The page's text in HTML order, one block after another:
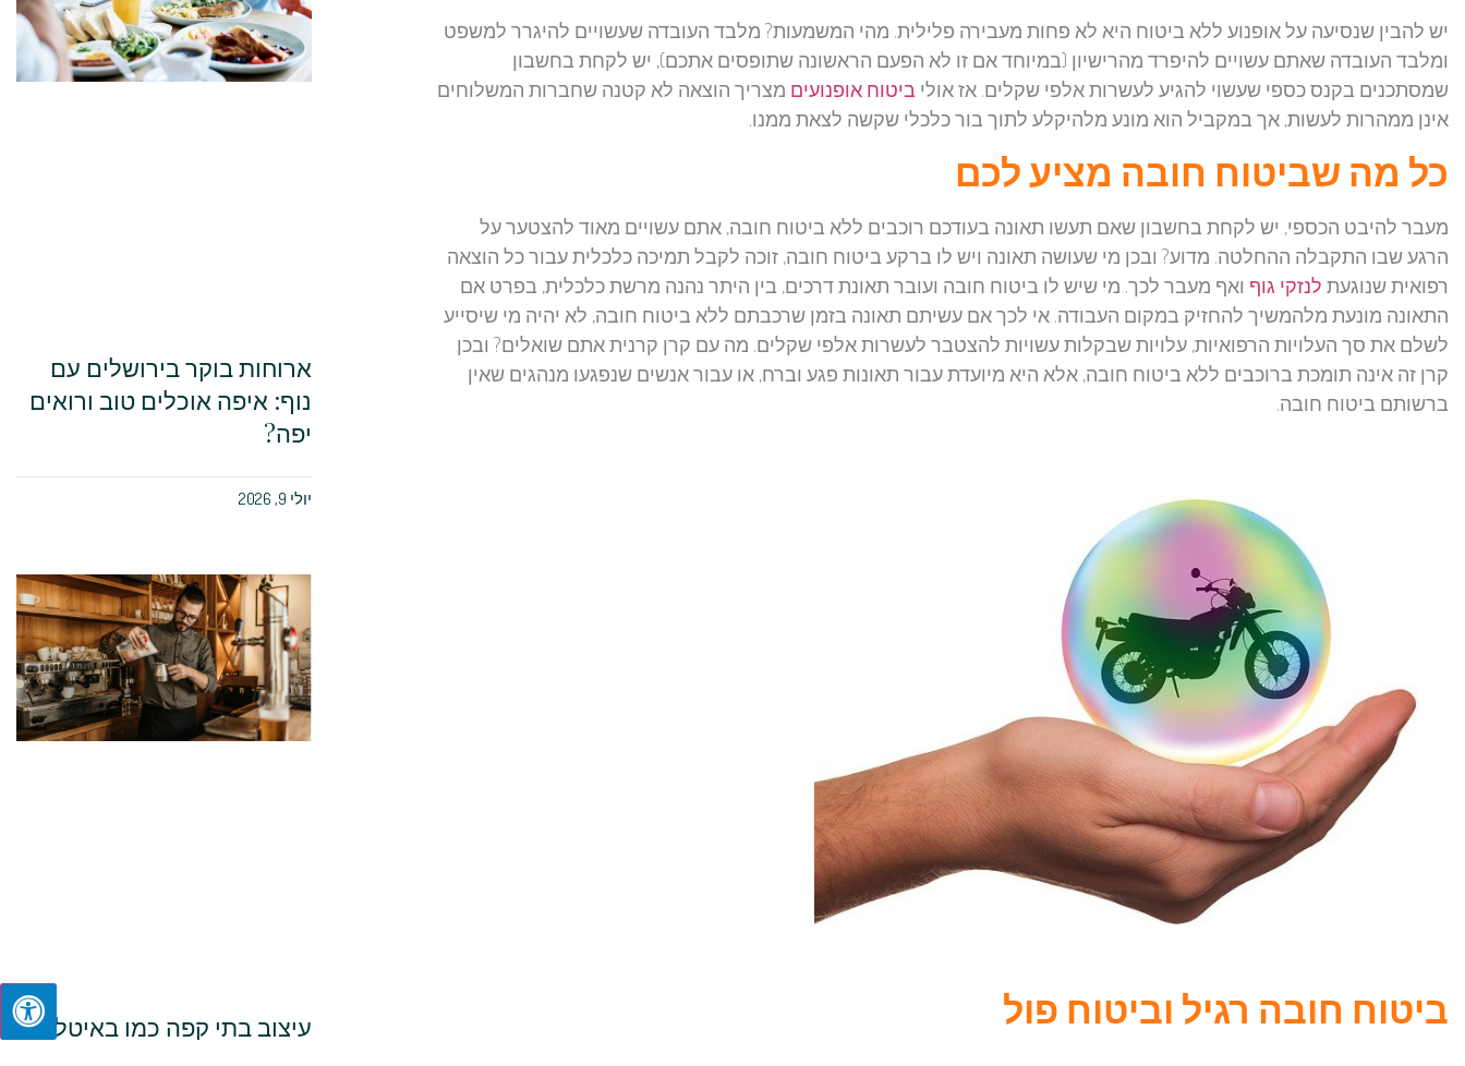
יש להבין שנסיעה על אופנוע ללא ביטוח היא לא פחות מעבירה פלילית. מהי המשמעות? מלבד העובדה שעשויים להיגרר למשפט
ומלבד העובדה שאתם עשויים להיפרד מהרישיון (במיוחד אם זו לא הפעם הראשונה שתופסים אתכם), יש לקחת בחשבון
שמסתכנים בקנס כספי שעשוי להגיע לעשרות אלפי שקלים. אז אולי ביטוח אופנועים מצריך הוצאה לא קטנה שחברות המשלוחים
אינן ממהרות לעשות, אך במקביל הוא מונע מלהיקלע לתוך בור כלכלי שקשה לצאת ממנו.
כל מה שביטוח חובה מציע לכם
מעבר להיבט הכספי, יש לקחת בחשבון שאם תעשו תאונה בעודכם רוכבים ללא ביטוח חובה, אתם עשויים מאוד להצטער על
הרגע שבו התקבלה ההחלטה. מדוע? ובכן מי שעושה תאונה ויש לו ברקע ביטוח חובה, זוכה לקבל תמיכה כלכלית עבור כל הוצאה
רפואית שנוגעת לנזקי גוף ואף מעבר לכך. מי שיש לו ביטוח חובה ועובר תאונת דרכים, בין היתר נהנה מרשת כלכלית, בפרט אם
התאונה מונעת מלהמשיך להחזיק במקום העבודה. אי לכך אם עשיתם תאונה בזמן שרכבתם ללא ביטוח חובה, לא יהיה מי שיסייע
לשלם את סך העלויות הרפואיות, עלויות שבקלות עשויות להצטבר לעשרות אלפי שקלים. מה עם קרן קרנית אתם שואלים? ובכן
קרן זה אינה תומכת ברוכבים ללא ביטוח חובה, אלא היא מיועדת עבור תאונות פגע וברח, או עבור אנשים שנפגעו מנהגים שאין
ברשותם ביטוח חובה.
ביטוח חובה רגיל וביטוח פול
ארוחות בוקר בירושלים עם
נוף: איפה אוכלים טוב ורואים
יפה?
יולי 9, 2026
עיצוב בתי קפה כמו באיטליה: